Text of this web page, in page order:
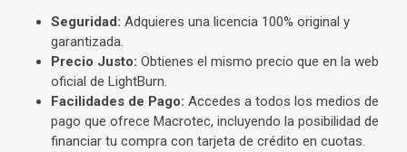
Seguridad: Adquieres una licencia 100% original y
garantizada.
Precio Justo: Obtienes el mismo precio que en la web
oficial de LightBurn.
Facilidades de Pago: Accedes a todos los medios de
pago que ofrece Macrotec, incluyendo la posibilidad de
financiar tu compra con tarjeta de crédito en cuotas.